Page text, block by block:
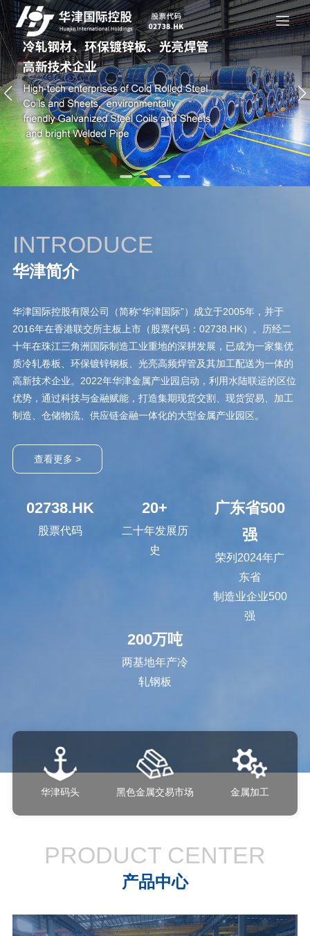
INTRODUCE
华津简介
华津国际控股有限公司（简称“华津国际”）成立于2005年，并于
2016年在香港联交所主板上市（股票代码：02738.HK）。历经二
十年在珠江三角洲国际制造工业重地的深耕发展，已成为一家集优
质冷轧卷板、环保镀锌钢板、光亮高频焊管及其加工配送为一体的
高新技术企业。2022年华津金属产业园启动，利用水陆联运的区位
优势，通过科技与金融赋能，打造集期现货交割、现货贸易、加工
制造、仓储物流、供应链金融一体化的大型金属产业园区。
查看更多 >
02738.HK
股票代码
20+
二十年发展历
史
广东省500
强
荣列2024年广
东省
制造业企业500
强
200万吨
两基地年产冷
轧钢板
华津码头 黑色金属交易市场 金属加工
PRODUCT CENTER
产品中心